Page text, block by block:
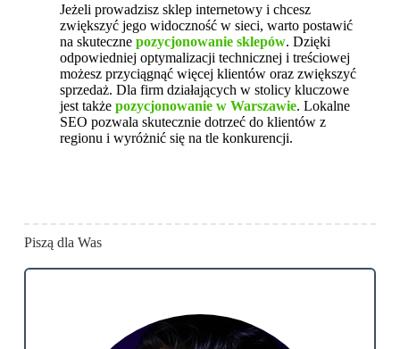
Jeżeli prowadzisz sklep internetowy i chcesz
zwiększyć jego widoczność w sieci, warto postawić
na skuteczne pozycjonowanie sklepów. Dzięki
odpowiedniej optymalizacji technicznej i treściowej
możesz przyciągnąć więcej klientów oraz zwiększyć
sprzedaż. Dla firm działających w stolicy kluczowe
jest także pozycjonowanie w Warszawie. Lokalne
SEO pozwala skutecznie dotrzeć do klientów z
regionu i wyróżnić się na tle konkurencji.
Piszą dla Was